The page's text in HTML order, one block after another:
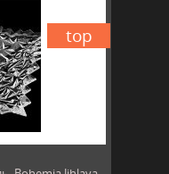
top